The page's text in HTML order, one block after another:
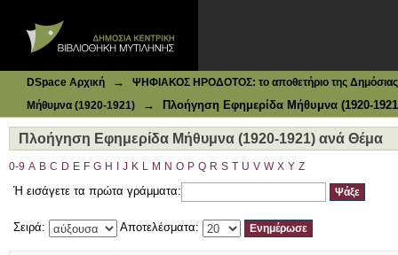
DSpace Αρχική →
ΨΗΦΙΑΚΟΣ ΗΡΟΔΟΤΟΣ: το αποθετήριο της Δημόσιας
Μήθυμνα (1920-1921)
→ Πλοήγηση Εφημερίδα Μήθυμνα (1920-
Πλοήγηση Εφημερίδα Μήθυμνα (1920-1921) ανά Θέμα
0-9 A B C D E F G H J K L M N O P Q R S T U V W X Y Z
Ή εισάγετε τα πρώτα γράμματα:
Σειρά: Αποτελέσματα: